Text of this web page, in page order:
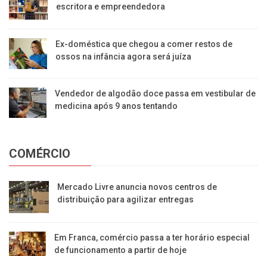
escritora e empreendedora
Ex-doméstica que chegou a comer restos de
ossos na infância agora será juíza
Vendedor de algodão doce passa em vestibular de
medicina após 9 anos tentando
COMÉRCIO
Mercado Livre anuncia novos centros de
distribuição para agilizar entregas
Em Franca, comércio passa a ter horário especial
de funcionamento a partir de hoje